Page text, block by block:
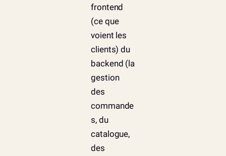
frontend
(ce que
voient les
clients) du
backend (la
gestion
des
commande
s, du
catalogue,
des